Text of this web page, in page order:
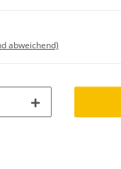
abweichend)